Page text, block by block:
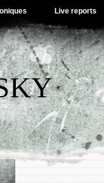
Live reports